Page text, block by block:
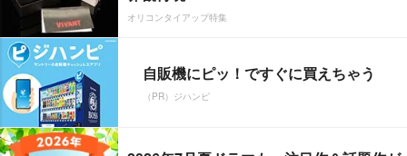
オリコンタイアップ特集
自販機にピッ！ですぐに買えちゃう
（PR）ジハンピ